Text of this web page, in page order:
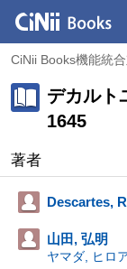
CiNii Books機能統
デカルト
1645
著者
Descartes,
山田, 弘明
ヤマダ, ヒロ